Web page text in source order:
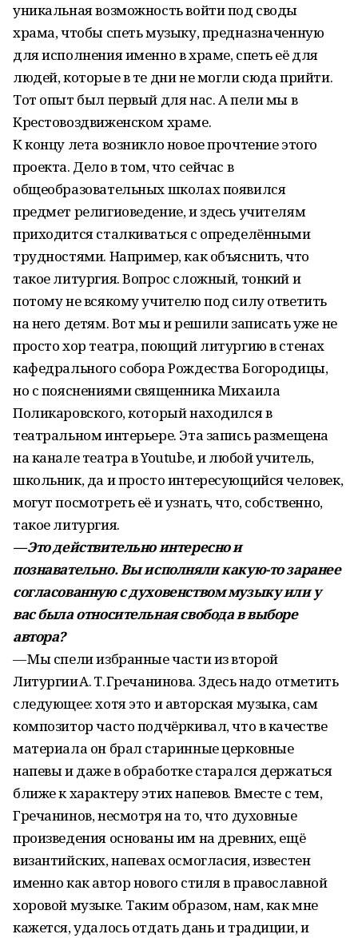
уникальная возможность вой­ти под своды
храма, чтобы спеть музыку, предназначенную
для исполнения именно в храме, спеть её для
людей, которые в те дни не могли сюда прийти.
Тот опыт был первый для нас. А пели мы в
Крестовоздвиженском храме.
К концу лета возникло новое прочтение этого
проекта. Дело в том, что сейчас в
общеобразовательных школах появился
предмет религиоведение, и здесь учителям
приходится сталкиваться с определёнными
трудностями. Например, как объяснить, что
такое литургия. Вопрос сложный, тонкий и
потому не всякому учителю под силу ответить
на него детям. Вот мы и решили записать уже не
просто хор театра, поющий литургию в стенах
кафедрального собора Рождества Богородицы,
но с пояснениями священника Михаила
Поликаровского, который находился в
театральном интерьере. Эта запись размещена
на канале театра в Youtube, и любой учитель,
школьник, да и просто интересующийся человек,
могут посмотреть её и узнать, что, собственно,
такое литургия.
— Это действительно интересно и
познавательно. Вы исполняли какую-то заранее
согласованную с духовенством музыку или у
вас была относительная свобода в выборе
автора?
— Мы спели избранные части из второй
Литургии А. Т. Гречанинова. Здесь надо отметить
следующее: хотя это и авторская музыка, сам
композитор часто подчёркивал, что в качестве
материала он брал старинные церковные
напевы и даже в обработке старался держаться
ближе к характеру этих напевов. Вместе с тем,
Гречанинов, несмотря на то, что духовные
произведения основаны им на древних, ещё
византийских, напевах осмогласия, известен
именно как автор нового стиля в православной
хоровой музыке. Таким образом, нам, как мне
кажется, удалось отдать дань и традиции, и